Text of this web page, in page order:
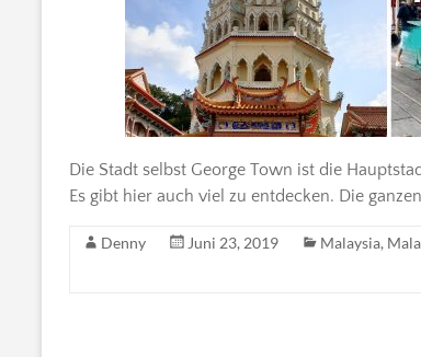
Die Stadt selbst George Town ist die
Es gibt hier auch viel zu entdecken. Die
Denny Juni 23, 2019 Malaysia,